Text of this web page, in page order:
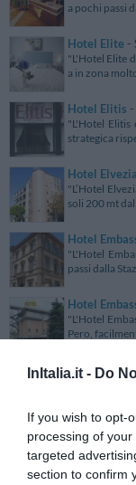
InItalia.it - Do
If you wish to opt-
processing of
targeted
section to confirm
a pochi passi
Hotel Elite -
"L'Hotel Elite
a in zona
Hotel Elitis
"L'Hotel Elitis
strategica
Hotel Elvezia
"L’Hotel
soli 200 mt
Hotel
"L'Hotel
passi dalla
Hotel
"L'Hotel
Pero,
Hotel
Romagnola,
Hotel Emilia
"L'Hotel
posizione